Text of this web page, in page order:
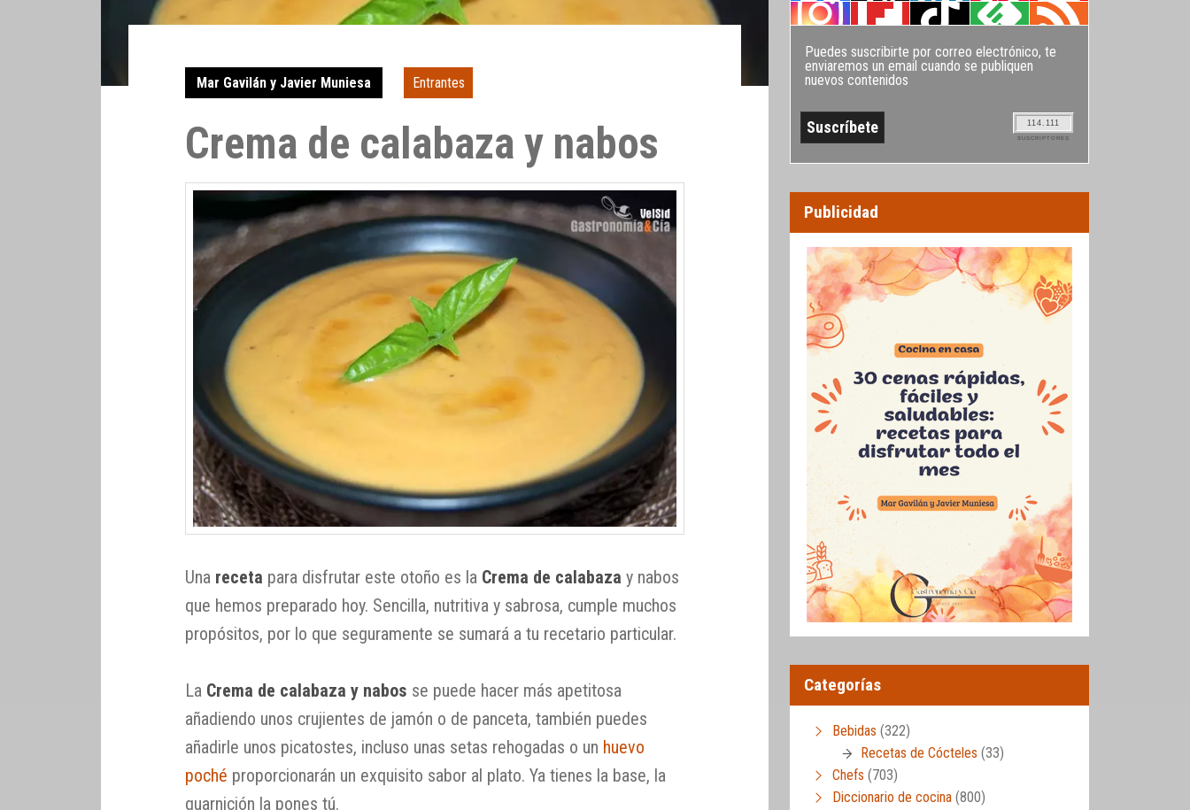
Mar Gavilán y Javier Muniesa Entrantes
Crema de calabaza y nabos
Una receta para disfrutar este otoño es la Crema de calabaza y nabos
que hemos preparado hoy. Sencilla, nutritiva y sabrosa, cumple muchos
propósitos, por lo que seguramente se sumará a tu recetario particular.
La Crema de calabaza y nabos se puede hacer más apetitosa
añadiendo unos crujientes de jamón o de panceta, también puedes
añadirle unos picatostes, incluso unas setas rehogadas o un huevo
poché proporcionarán un exquisito sabor al plato. Ya tienes la base, la
guarnición la pones tú.
Puedes suscribirte por correo electrónico, te
enviaremos un email cuando se publiquen
nuevos contenidos
114.111
SUSCRIPTORES
Publicidad
Categorías
Bebidas (322)
Recetas de Cócteles (33)
Chefs (703)
Diccionario de cocina (800)